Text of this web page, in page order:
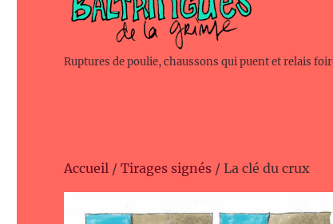
Ruptures de poulie, chaussons qui puent et relais
Accueil /Tirages signés / La clé du crux